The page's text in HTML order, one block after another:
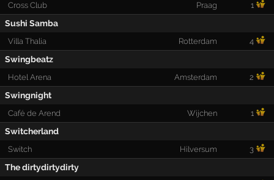
Cross Club Praag 1
Sushi Samba
Villa Thalia Rotterdam 4
Swingbeatz
Hotel Arena Amsterdam 2
Swingnight
Café de Arend Wijchen 1
Switcherland
Switch Hilversum 3
The dirtydirtydirty